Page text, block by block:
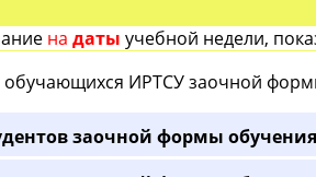
на даты учебной недели,
ИРТСУ заочной
заочной формы